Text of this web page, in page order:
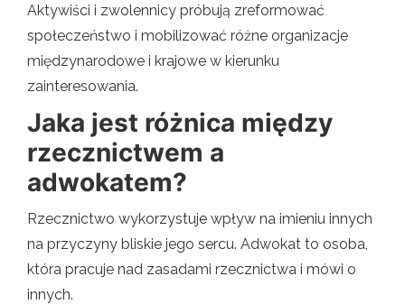
Aktywiści i zwolennicy próbują zreformować
społeczeństwo i mobilizować różne organizacje
międzynarodowe i krajowe w kierunku
zainteresowania.
Jaka jest różnica między
rzecznictwem a
adwokatem?
Rzecznictwo wykorzystuje wpływ na imieniu innych
na przyczyny bliskie jego sercu. Adwokat to osoba,
która pracuje nad zasadami rzecznictwa i mówi o
innych.